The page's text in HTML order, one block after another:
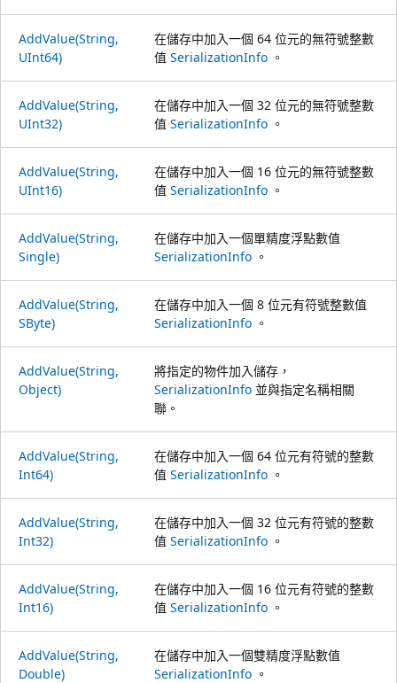
AddValue(String,
UInt64)
在儲存中加入一個 64 位元的無符號整數
值 SerializationInfo 。
AddValue(String,
UInt32)
在儲存中加入一個 32 位元的無符號整數
值 SerializationInfo 。
AddValue(String,
UInt16)
在儲存中加入一個 16 位元的無符號整數
值 SerializationInfo 。
AddValue(String,
Single)
在儲存中加入一個單精度浮點數值
SerializationInfo 。
AddValue(String,
SByte)
在儲存中加入一個 8 位元有符號整數值
SerializationInfo 。
AddValue(String,
Object)
將指定的物件加入儲存，
SerializationInfo 並與指定名稱相關
聯。
AddValue(String,
Int64)
在儲存中加入一個 64 位元有符號的整數
值 SerializationInfo 。
AddValue(String,
Int32)
在儲存中加入一個 32 位元有符號的整數
值 SerializationInfo 。
AddValue(String,
Int16)
在儲存中加入一個 16 位元有符號的整數
值 SerializationInfo 。
AddValue(String,
Double)
在儲存中加入一個雙精度浮點數值
SerializationInfo 。